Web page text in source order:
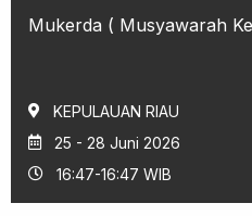
Mukerda ( Musyawarah
KEPULAUAN RIAU
25 - 28 Juni 2026
16:47-16:47 WIB